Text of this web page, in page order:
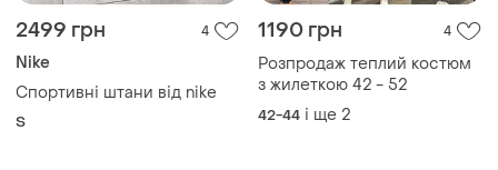
2499 грн 4
Nike
Спортивні штани від nike
S
1190 грн 4
Розпродаж теплий костюм
з жилеткою 42 - 52
42-44 і ще 2